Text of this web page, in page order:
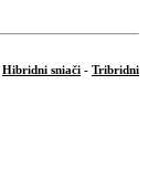
Hibridni sniači - Tribridni